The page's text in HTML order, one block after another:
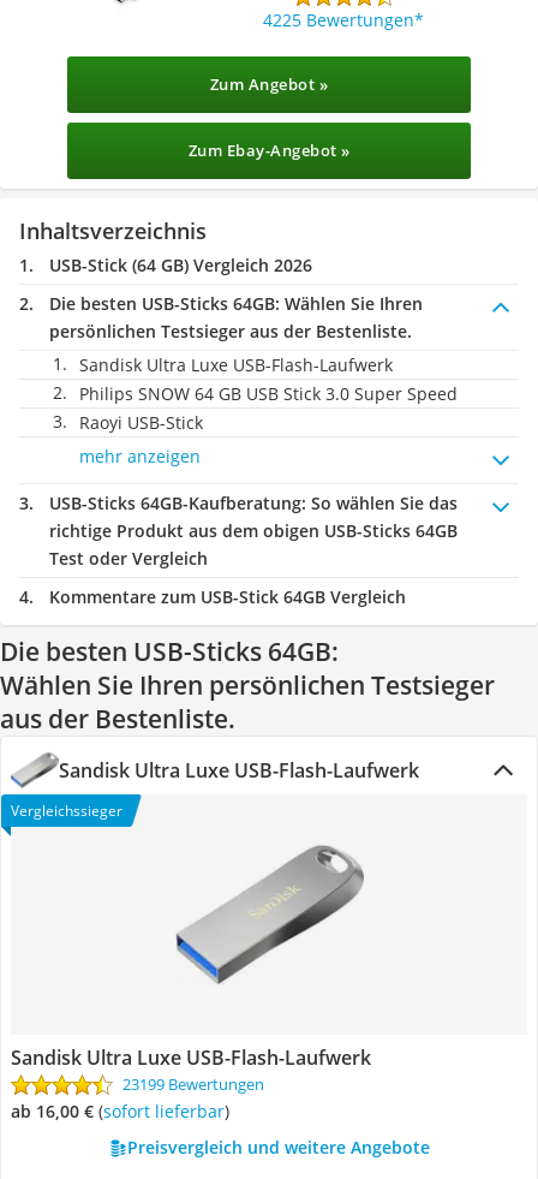
4225 Bewertungen
Zum Angebot »
Zum Ebay-Angebot »
Inhaltsverzeichnis
USB-Stick (64 GB) Vergleich 2026
Die besten USB-Sticks 64GB: Wählen Sie Ihren
persönlichen Testsieger aus der Bestenliste.
Sandisk Ultra Luxe USB-Flash-Laufwerk
Philips SNOW 64 GB USB Stick 3.0 Super Speed
Raoyi USB-Stick
mehr anzeigen
USB-Sticks 64GB-Kaufberatung: So wählen Sie das
richtige Produkt aus dem obigen USB-Sticks 64GB
Test oder Vergleich
Kommentare zum USB-Stick 64GB Vergleich
Die besten USB-Sticks 64GB:
Wählen Sie Ihren persönlichen Testsieger
aus der Bestenliste.
Sandisk Ultra Luxe USB-Flash-Laufwerk
Vergleichssieger
Sandisk Ultra Luxe USB-Flash-Laufwerk
23199 Bewertungen
ab 16,00 € ( Sofort lieferbar)
Preisvergleich und weitere Angebote